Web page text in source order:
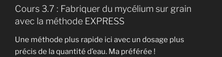
Cours 3.7 : Fabriquer du mycélium sur grain
avec la méthode EXPRESS
Une méthode plus rapide ici avec un dosage plus
précis de la quantité d’eau. Ma préférée !